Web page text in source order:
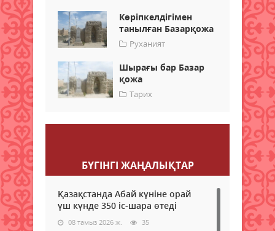
Көріпкелдігімен
танылған Базарқожа
Руханият
Шырағы бар Базар
қожа
Тарих
БҮГІНГI ЖАҢАЛЫҚТАР
Қазақстанда Абай күніне орай
үш күнде 350 іс-шара өтеді
08 тамыз 2026 ж. 35